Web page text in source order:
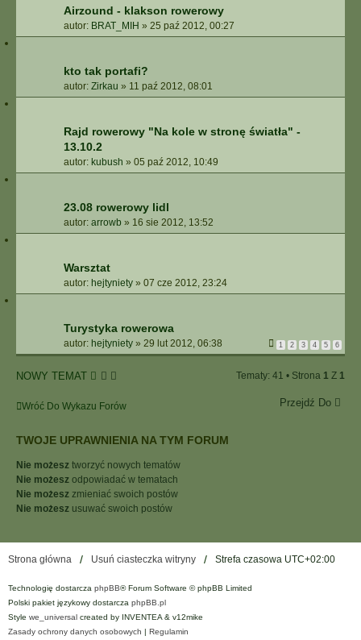
Airzound - klakson rowerowy
autor: BRAT_MIH » 25 paź 2012, 00:27
kto tak portafi?
autor: Zirkau » 11 paź 2012, 08:01
Rajd rowerowy "Na kole w stronę światła" -
13.10.2
autor: kubush » 05 paź 2012, 10:49
23.08 rowerowy lidl
autor: arrowb » 16 sie 2012, 13:52
Warsztat
autor: hejtyniety » 07 cze 2012, 23:24
Turystyka rowerowa
autor: hejtyniety » 29 lut 2012, 06:38 1 2 3 4 5 6
NOWY TEMAT Tematy: 41 • Strona 1 Z 1
Wróć Do Wykazu Forów Przejdź Do
TWOJE UPRAWNIENIA NA TYM FORUM
Nie możesz tworzyć nowych tematów
Nie możesz odpowiadać w tematach
Nie możesz zmieniać swoich postów
Nie możesz usuwać swoich postów
Strona główna Usuń ciasteczka witryny Strefa czasowa UTC+02:00
Technologię dostarcza phpBB® Forum Software © phpBB Limited
Polski pakiet językowy dostarcza phpBB.pl
Style we_universal created by INVENTEA & v12mike
Zasady ochrony danych osobowych | Regulamin